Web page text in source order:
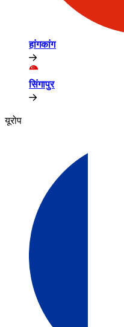
हांगकांग​​
सिंगापुर​​
यूरोप​​